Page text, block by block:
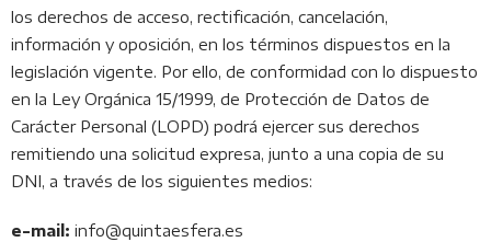
los derechos de acceso, rectificación, cancelación,
información y oposición, en los términos dispuestos en la
legislación vigente. Por ello, de conformidad con lo dispuesto
en la Ley Orgánica 15/1999, de Protección de Datos de
Carácter Personal (LOPD) podrá ejercer sus derechos
remitiendo una solicitud expresa, junto a una copia de su
DNI, a través de los siguientes medios:
e-mail: info@quintaesfera.es